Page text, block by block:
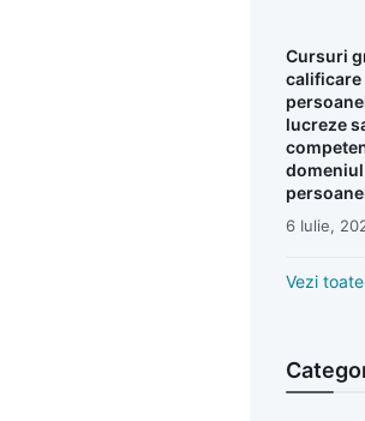
Cursuri
calificare
lucreze
6 Iulie,
Vezi